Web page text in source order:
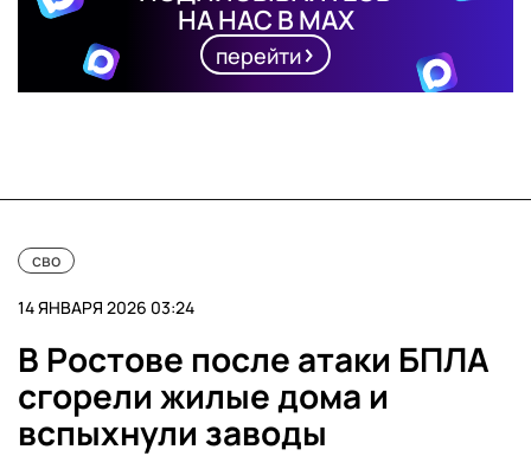
НА НАС В MAX
перейти
сво
14 ЯНВАРЯ 2026 03:24
В Ростове после атаки БПЛА
сгорели жилые дома и
вспыхнули заводы